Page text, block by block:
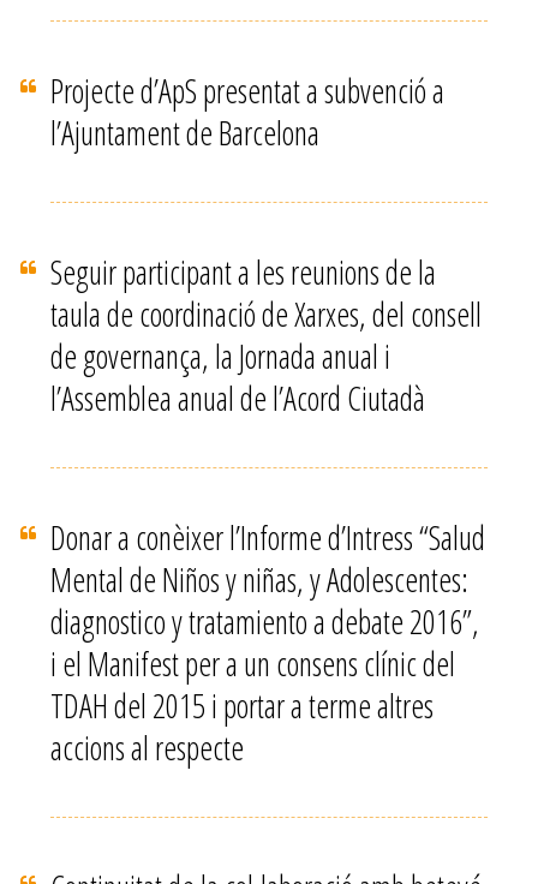
Projecte d’ApS presentat a subvenció a
l’Ajuntament de Barcelona
Seguir participant a les reunions de la
taula de coordinació de Xarxes, del consell
de governança, la Jornada anual i
l’Assemblea anual de l’Acord Ciutadà
Donar a conèixer l’Informe d’Intress “Salud
Mental de Niños y niñas, y Adolescentes:
diagnostico y tratamiento a debate 2016”,
i el Manifest per a un consens clínic del
TDAH del 2015 i portar a terme altres
accions al respecte